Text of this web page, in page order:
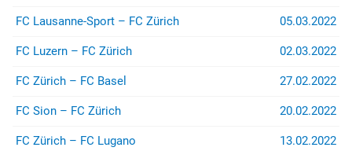
Bei Fragen betreffend Repression
(z.B. bei Stadion- oder
Rayonverboten) könnt ihr über
jurist@suedkurve.ch
FC Lausanne-Sport – FC Zürich 05.03.2022
FC Luzern – FC Zürich 02.03.2022
FC Zürich – FC Basel 27.02.2022
FC Sion – FC Zürich 20.02.2022
FC Zürich – FC Lugano 13.02.2022